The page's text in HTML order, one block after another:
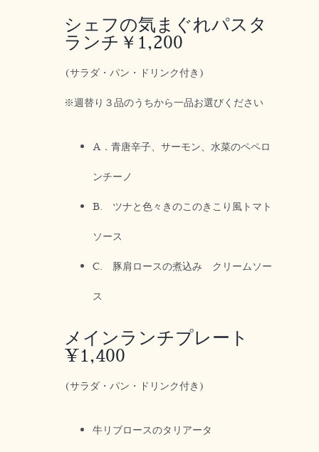
シェフの気まぐれパスタ
ランチ￥1,200
(サラダ・パン・ドリンク付き)
※週替り３品のうちから一品お選びください
A．青唐辛子、サーモン、水菜のペペロ
ンチーノ
B. ツナと色々きのこのきこり風トマト
ソース
C. 豚肩ロースの煮込み クリームソー
ス
メインランチプレート
¥1,400
(サラダ・パン・ドリンク付き)
牛リブロースのタリアータ